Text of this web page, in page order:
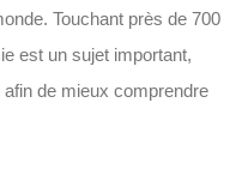
Touchant près de 700
est un sujet important,
de mieux comprendre